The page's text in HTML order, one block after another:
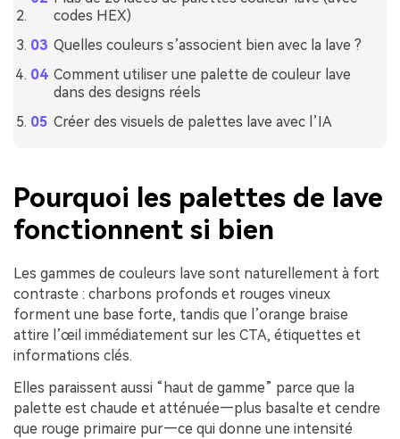
codes HEX)
Quelles couleurs s’associent bien avec la lave ?
Comment utiliser une palette de couleur lave
dans des designs réels
Créer des visuels de palettes lave avec l’IA
Pourquoi les palettes de lave
fonctionnent si bien
Les gammes de couleurs lave sont naturellement à fort
contraste : charbons profonds et rouges vineux
forment une base forte, tandis que l’orange braise
attire l’œil immédiatement sur les CTA, étiquettes et
informations clés.
Elles paraissent aussi “haut de gamme” parce que la
palette est chaude et atténuée—plus basalte et cendre
que rouge primaire pur—ce qui donne une intensité